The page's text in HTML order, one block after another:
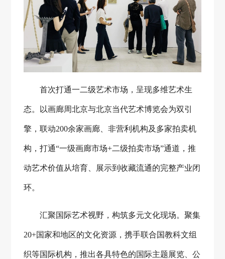
首次打通一二级艺术市场，呈现多维艺术生
态。以画廊周北京与北京当代艺术博览会为双引
擎，联动200余家画廊、非营利机构及多家拍卖机
构，打通“一级画廊市场+二级拍卖市场”通道，推
动艺术价值从培育、展示到收藏流通的完整产业闭
环。
汇聚国际艺术视野，构筑多元文化现场。聚集
20+国家和地区的文化资源，携手联合国教科文组
织等国际机构，推出各具特色的国际主题展览、公